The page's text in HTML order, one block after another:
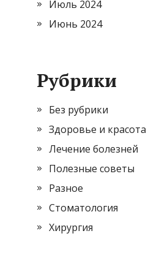
Июль 2024
Июнь 2024
Рубрики
Без рубрики
Здоровье и красота
Лечение болезней
Полезные советы
Разное
Стоматология
Хирургия